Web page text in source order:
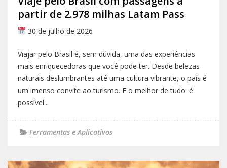
partir de 2.978 milhas Latam Pass
30 de julho de 2026
Viajar pelo Brasil é, sem dúvida, uma das experiências
mais enriquecedoras que você pode ter. Desde belezas
naturais deslumbrantes até uma cultura vibrante, o país é
um imenso convite ao turismo. E o melhor de tudo: é
possível...
Ferramentas e Aplicativos